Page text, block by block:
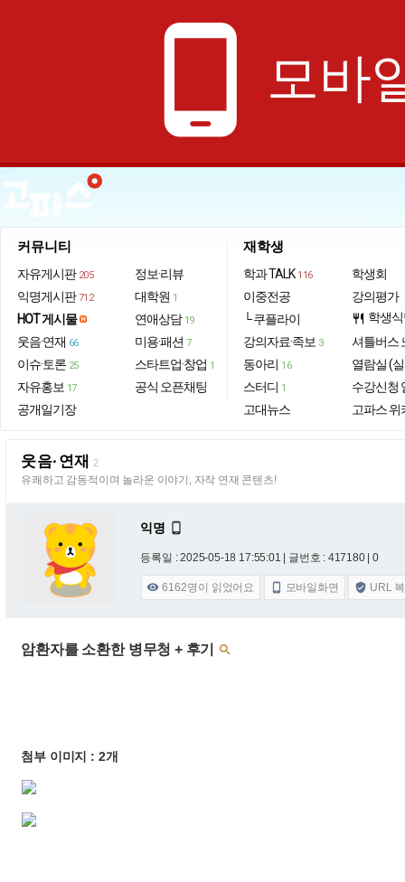
phone_android 모바
커뮤니티
자유게시판 205
익명게시판 712
HOT 게시물
웃음·연재 66
이슈·토론 25
자유홍보 17
공개일기장
정보·리뷰
대학원 1
연애상담 19
미용·패션 7
스타트업·창업 1
공식 오픈채팅
재학생
학과 TALK 116
이중전공
└ 쿠플라이
강의자료·족보 3
동아리 16
스터디 1
고대뉴스
학생회
강의평가
restaurant 학생
셔틀버스
열람실 (
수강신청
고파스 위
웃음·연재 2
유쾌하고 감동적이며 놀라운 이야기, 자작 연재 콘텐츠!
익명 
등록일 : 2025-05-18 17:55:01 | 글번호 : 417180 | 0
 6162명이 읽었어요  모바일화면  URL
암환자를 소환한 병무청 + 후기 
첨부 이미지 : 2개